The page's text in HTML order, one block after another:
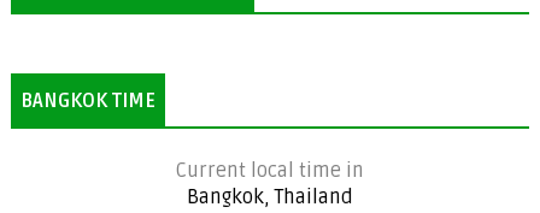
BANGKOK TIME
Current local time in
Bangkok, Thailand